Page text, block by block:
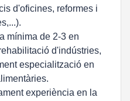
d'oficines, reformes i
mínima de 2-3 en
d'indústries,
especialització en
experiència en la